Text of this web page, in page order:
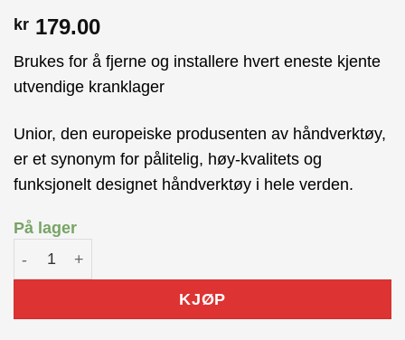
kr 179.00
Brukes for å fjerne og installere hvert eneste kjente
utvendige kranklager
Unior, den europeiske produsenten av håndverktøy,
er et synonym for pålitelig, høy-kvalitets og
funksjonelt designet håndverktøy i hele verden.
På lager
Unior External Bottom Bracket Open Wrench antall
KJØP